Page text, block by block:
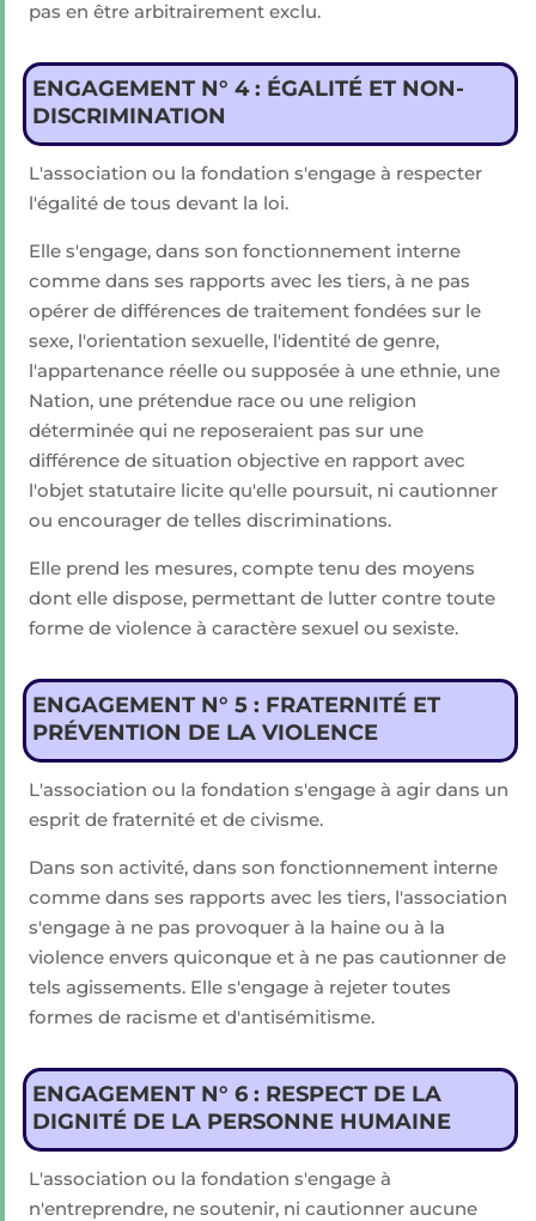
pas en être arbitrairement exclu.
ENGAGEMENT N° 4 : ÉGALITÉ ET NON-
DISCRIMINATION
L'association ou la fondation s'engage à respecter
l'égalité de tous devant la loi.
Elle s'engage, dans son fonctionnement interne
comme dans ses rapports avec les tiers, à ne pas
opérer de différences de traitement fondées sur le
sexe, l'orientation sexuelle, l'identité de genre,
l'appartenance réelle ou supposée à une ethnie, une
Nation, une prétendue race ou une religion
déterminée qui ne reposeraient pas sur une
différence de situation objective en rapport avec
l'objet statutaire licite qu'elle poursuit, ni cautionner
ou encourager de telles discriminations.
Elle prend les mesures, compte tenu des moyens
dont elle dispose, permettant de lutter contre toute
forme de violence à caractère sexuel ou sexiste.
ENGAGEMENT N° 5 : FRATERNITÉ ET
PRÉVENTION DE LA VIOLENCE
L'association ou la fondation s'engage à agir dans un
esprit de fraternité et de civisme.
Dans son activité, dans son fonctionnement interne
comme dans ses rapports avec les tiers, l'association
s'engage à ne pas provoquer à la haine ou à la
violence envers quiconque et à ne pas cautionner de
tels agissements. Elle s'engage à rejeter toutes
formes de racisme et d'antisémitisme.
ENGAGEMENT N° 6 : RESPECT DE LA
DIGNITÉ DE LA PERSONNE HUMAINE
L'association ou la fondation s'engage à
n'entreprendre, ne soutenir, ni cautionner aucune